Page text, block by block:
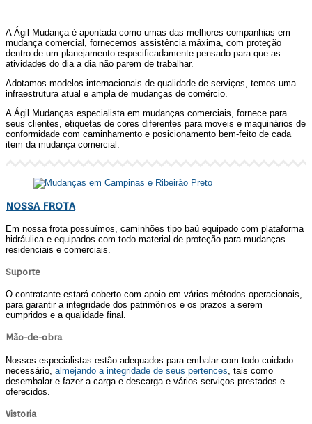
A Ágil Mudança é apontada como umas das melhores companhias em
mudança comercial, fornecemos assistência máxima, com proteção
dentro de um planejamento especificadamente pensado para que as
atividades do dia a dia não parem de trabalhar.
Adotamos modelos internacionais de qualidade de serviços, temos uma
infraestrutura atual e ampla de mudanças de comércio.
A Ágil Mudanças especialista em mudanças comerciais, fornece para
seus clientes, etiquetas de cores diferentes para moveis e maquinários de
conformidade com caminhamento e posicionamento bem-feito de cada
item da mudança comercial.
NOSSA FROTA
Em nossa frota possuímos, caminhões tipo baú equipado com plataforma
hidráulica e equipados com todo material de proteção para mudanças
residenciais e comerciais.
Suporte
O contratante estará coberto com apoio em vários métodos operacionais,
para garantir a integridade dos patrimônios e os prazos a serem
cumpridos e a qualidade final.
Mão-de-obra
Nossos especialistas estão adequados para embalar com todo cuidado
necessário, almejando a integridade de seus pertences , tais como
desembalar e fazer a carga e descarga e vários serviços prestados e
oferecidos.
Vistoria